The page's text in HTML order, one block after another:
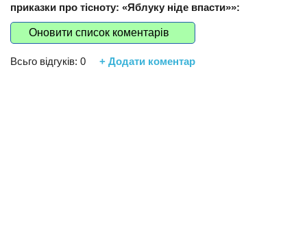
приказки про тісноту: «Яблуку ніде впасти»»:
Оновити список коментарів
Всьго відгуків: 0 + Додати коментар